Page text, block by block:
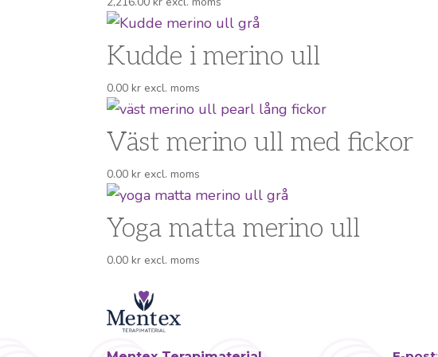
Kudde i merino ull
0.00kr excl. moms
Väst merino ull med fickor
0.00kr excl. moms
Yoga matta merino ull
0.00kr excl. moms